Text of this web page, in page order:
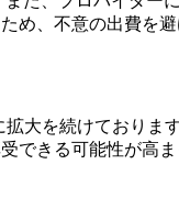
め、不意の出費を
大を続けており
できる可能性が高ま